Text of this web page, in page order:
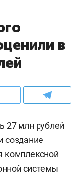
в
27 млн рублей
создание
комплексной
системы